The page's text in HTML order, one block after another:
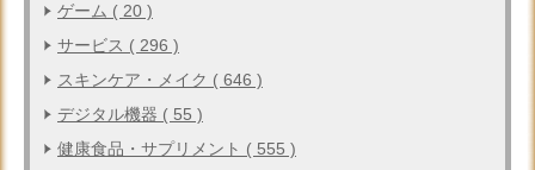
ゲーム ( 20 )
サービス ( 296 )
スキンケア・メイク ( 646 )
デジタル機器 ( 55 )
健康食品・サプリメント ( 555 )